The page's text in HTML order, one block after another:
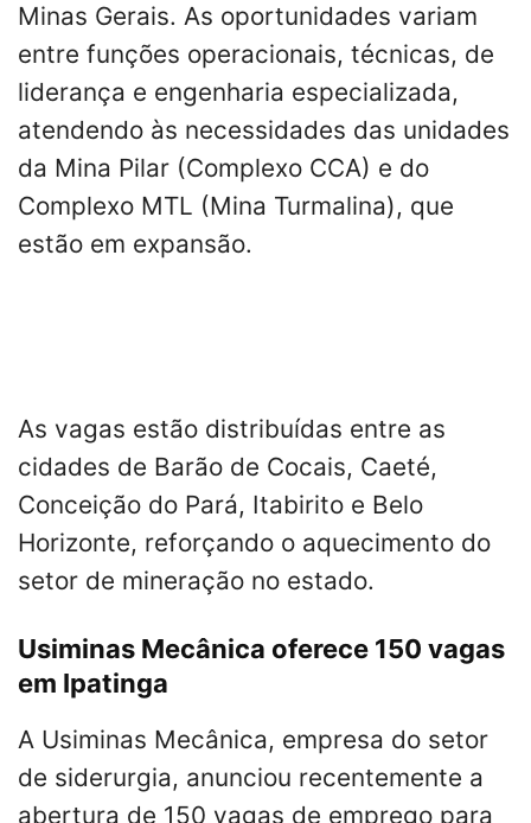
Minas Gerais. As oportunidades variam
entre funções operacionais, técnicas, de
liderança e engenharia especializada,
atendendo às necessidades das unidades
da Mina Pilar (Complexo CCA) e do
Complexo MTL (Mina Turmalina), que
estão em expansão.
As vagas estão distribuídas entre as
cidades de Barão de Cocais, Caeté,
Conceição do Pará, Itabirito e Belo
Horizonte, reforçando o aquecimento do
setor de mineração no estado.
Usiminas Mecânica oferece 150 vagas
em Ipatinga
A Usiminas Mecânica, empresa do setor
de siderurgia, anunciou recentemente a
abertura de 150 vagas de emprego para